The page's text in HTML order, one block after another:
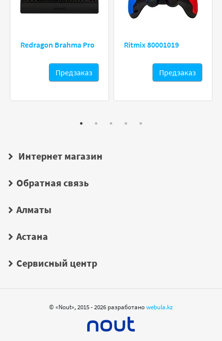
Redragon Brahma Pro
Предзаказ
Ritmix 80001019
Предзаказ
Интернет магазин
Обратная связь
Алматы
Астана
Сервисный центр
© «Nout», 2015 - 2026 разработаноwebula.kz